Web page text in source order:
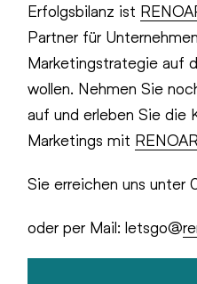
Erfolgsbilanz ist
Partner für
Marketingstrategie auf
wollen. Nehmen Sie
auf und erleben Sie die
Marketings mit
Sie erreichen uns unter
oder per Mail: letsgo@